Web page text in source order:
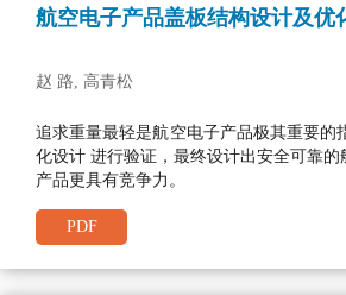
航空电子产品盖板结构设计及优
赵 路, 高青松
追求重量最轻是航空电子产品极其重要
化设计 进行验证，最终设计出安全可靠
产品更具有竞争力。
PDF